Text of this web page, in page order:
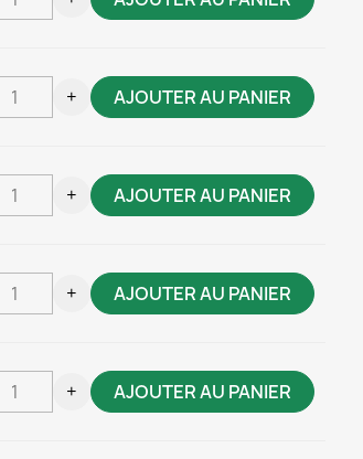
+ AJOUTER AU PANIER
+ AJOUTER AU PANIER
+ AJOUTER AU PANIER
+ AJOUTER AU PANIER